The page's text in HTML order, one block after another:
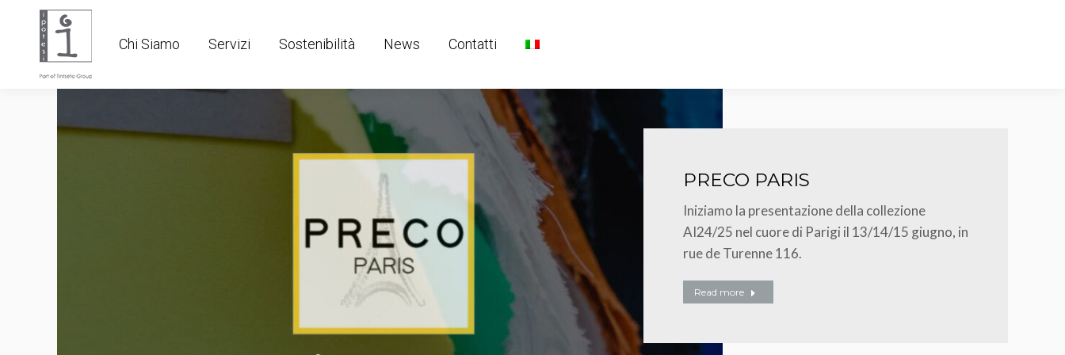
Chi Siamo Servizi Sostenibilità News Contatti
PRECO PARIS
Iniziamo la presentazione della collezione
AI24/25 nel cuore di Parigi il 13/14/15 giugno, in
rue de Turenne 116.
Read more